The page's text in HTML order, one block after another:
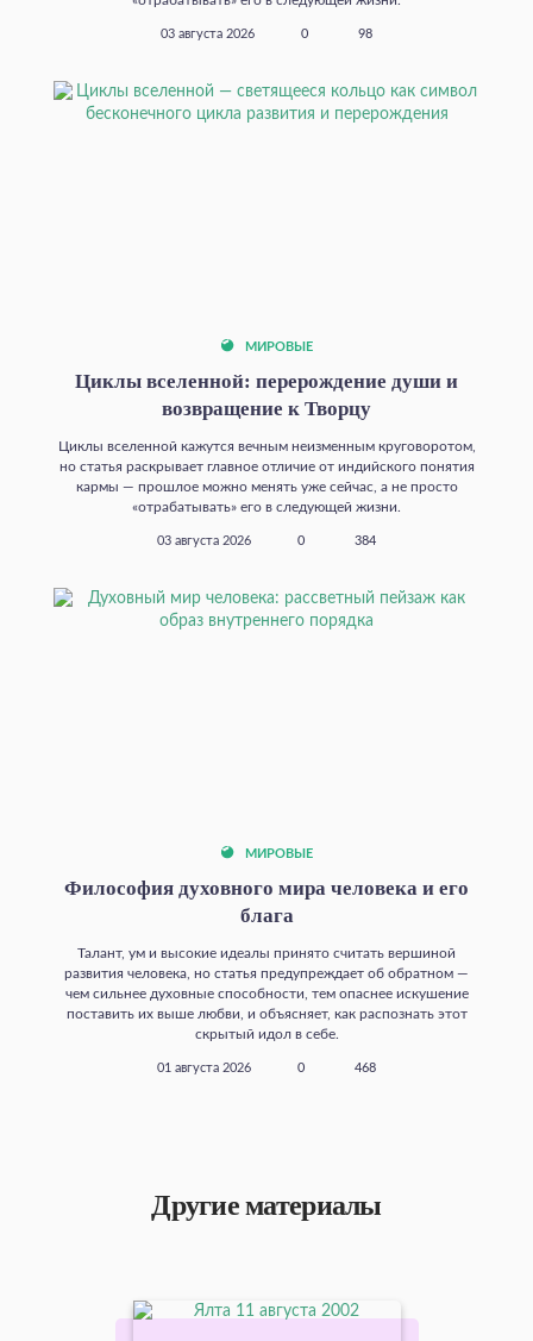
03 августа 2026 0 98
МИРОВЫЕ
Циклы вселенной: перерождение души и
возвращение к Творцу
Циклы вселенной кажутся вечным неизменным круговоротом,
но статья раскрывает главное отличие от индийского понятия
кармы — прошлое можно менять уже сейчас, а не просто
«отрабатывать» его в следующей жизни.
03 августа 2026 0 384
МИРОВЫЕ
Философия духовного мира человека и его
блага
Талант, ум и высокие идеалы принято считать вершиной
развития человека, но статья предупреждает об обратном —
чем сильнее духовные способности, тем опаснее искушение
поставить их выше любви, и объясняет, как распознать этот
скрытый идол в себе.
01 августа 2026 0 468
Другие материалы